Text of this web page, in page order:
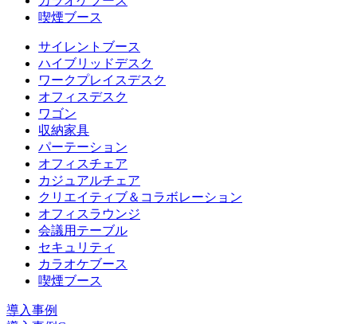
喫煙ブース
サイレントブース
ハイブリッドデスク
ワークプレイスデスク
オフィスデスク
ワゴン
収納家具
パーテーション
オフィスチェア
カジュアルチェア
クリエイティブ＆コラボレーション
オフィスラウンジ
会議用テーブル
セキュリティ
カラオケブース
喫煙ブース
導入事例